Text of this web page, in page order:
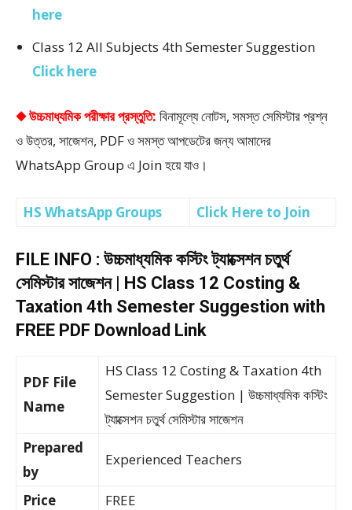
here
Class 12 All Subjects 4th Semester Suggestion
Click here
◆ উচ্চমাধ্যমিক পরীক্ষার প্রস্তুতি: বিনামূল্যে নোটস, সমস্ত সেমিস্টার প্রশ্ন
ও উত্তর, সাজেশন, PDF ও সমস্ত আপডেটের জন্য আমাদের
WhatsApp Group এ Join হয়ে যাও।
HS WhatsApp Groups Click Here to Join
FILE INFO : উচ্চমাধ্যমিক কস্টিং ট্যাক্সেশন চতুর্থ
সেমিস্টার সাজেশন | HS Class 12 Costing &
Taxation 4th Semester Suggestion with
FREE PDF Download Link
PDF File
Name
HS Class 12 Costing & Taxation 4th
Semester Suggestion | উচ্চমাধ্যমিক কস্টিং
ট্যাক্সেশন চতুর্থ সেমিস্টার সাজেশন
Prepared
by
Experienced Teachers
Price
FREE